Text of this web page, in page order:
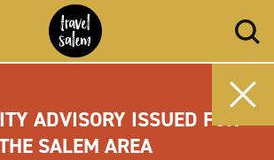
ADVISORY ISSUED FOR
SALEM AREA